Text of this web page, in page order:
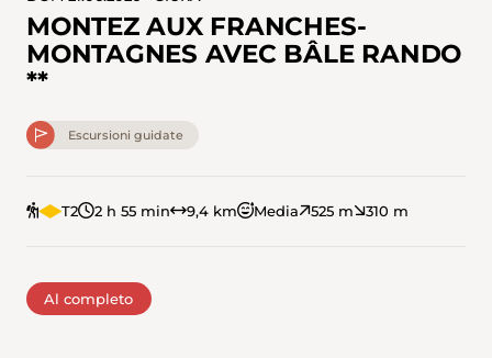
MONTEZ AUX FRANCHES-
MONTAGNES AVEC BÂLE RANDO
**
Escursioni guidate
T2 2 h 55 min 9,4 km Media 525 m 310 m
Al completo